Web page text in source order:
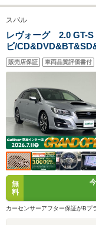
スバル
レヴォーグ 2.0 GT-
ビ/
Sight/プリクラッシュ
速追従機能付クルー
販売店保証 車両品質評価書付
無
料
カーセンサーアフター保証がBプ